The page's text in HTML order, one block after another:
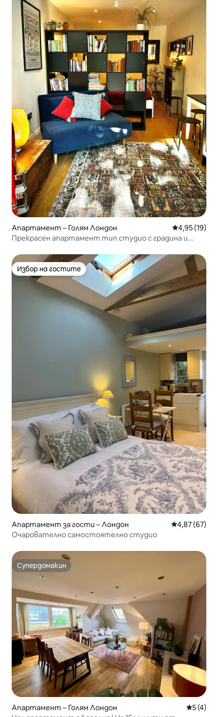
Апартамент – Голям Лондон Средна
4,95 (19)
Прекрасен апартамент тип студио с градина и
Избор на гостите
Избор на гостите
Апартамент за гости – Лондон Средна
4,87 (67)
Очарователно самостоятелно студио
Супердомакин
Супердомакин
Апартамент – Голям Лондон Средна
5 (4)